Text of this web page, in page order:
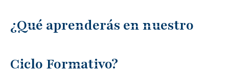
¿Qué aprenderás en nuestro
Ciclo Formativo?